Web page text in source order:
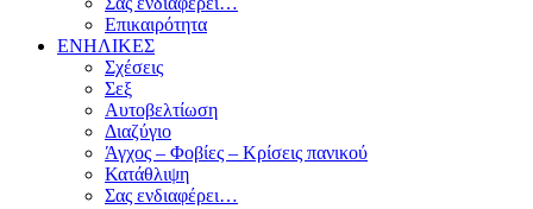
Επικαιρότητα
ΕΝΗΛΙΚΕΣ
Σχέσεις
Σεξ
Αυτοβελτίωση
Διαζύγιο
Άγχος – Φοβίες – Κρίσεις πανικού
Κατάθλιψη
Σας ενδιαφέρει…